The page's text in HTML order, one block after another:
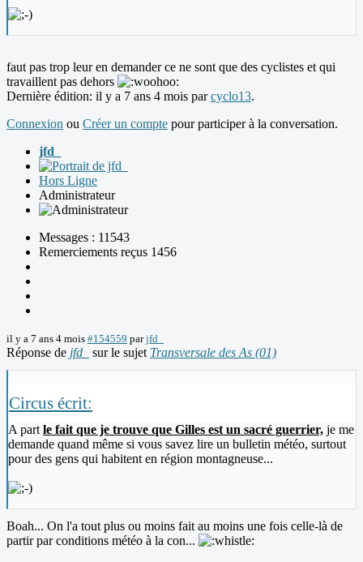
faut pas trop leur en demander ce ne sont que des cyclistes et qui
travaillent pas dehors
Dernière édition: il y a 7 ans 4 mois parcyclo13.
Connexion ou Créer un compte pour participer à la conversation.
jfd_
Hors Ligne
Administrateur
Messages : 11543
Remerciements reçus 1456
il y a 7 ans 4 mois #154559 parjfd_
Réponse de jfd_ sur le sujet Transversale des As (01)
Circus écrit:
A part le fait que je trouve que Gilles est un sacré guerrier, je me
demande quand même si vous savez lire un bulletin météo, surtout
pour des gens qui habitent en région montagneuse...
Boah... On l'a tout plus ou moins fait au moins une fois celle-là de
partir par conditions météo à la con...